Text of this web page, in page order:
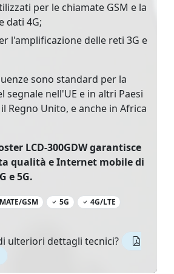
per le chiamate GSM e la
dati 4G;
l'amplificazione delle reti 3G e
sono standard per la
segnale nell'UE e in altri Paesi
Regno Unito, e anche in Africa
LCD-300GDW garantisce
qualità e Internet mobile di
e 5G.
GSM 5G
4G/LTE
ulteriori dettagli tecnici?